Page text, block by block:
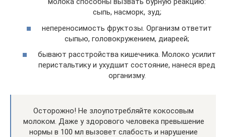
сыпь, насморк, зуд;
непереносимость фруктозы. Организм ответит
сыпью, головокружением, диареей;
бывают расстройства кишечника. Молоко усилит
перистальтику и ухудшит состояние, нанеся вред
организму.
Осторожно! Не злоупотребляйте кокосовым
молоком. Даже у здорового человека превышение
нормы в 100 мл вызовет слабость и нарушение